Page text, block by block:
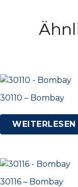
30110 – Bombay
WEITERLESEN
30116 – Bombay